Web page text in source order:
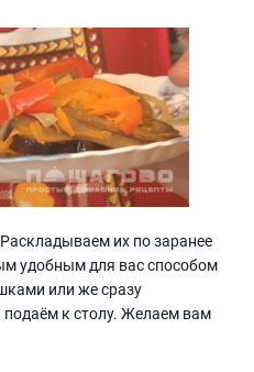
их по заранее
удобным для вас способом
или же сразу
к столу. Желаем вам